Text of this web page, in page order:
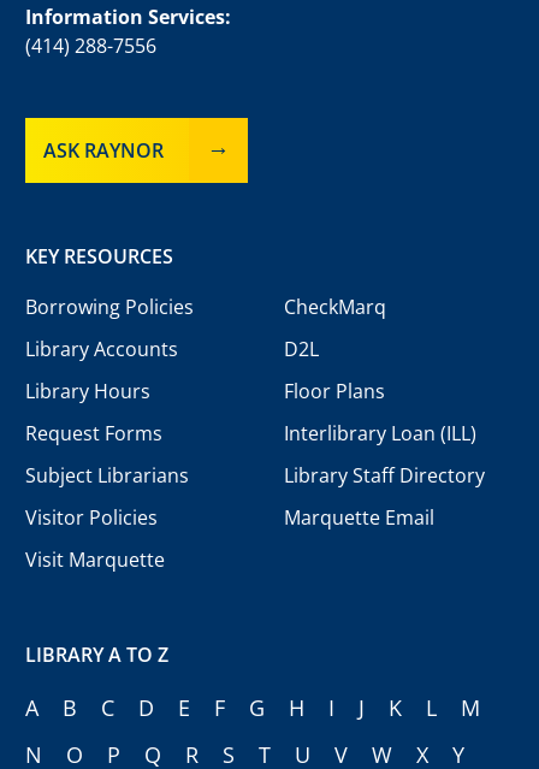
Information Services:
(414) 288-7556
ASK RAYNOR
KEY RESOURCES
Borrowing Policies
Library Accounts
Library Hours
Request Forms
Subject Librarians
Visitor Policies
Visit Marquette
CheckMarq
D2L
Floor Plans
Interlibrary Loan (ILL)
Library Staff Directory
Marquette Email
LIBRARY A TO Z
A B C D E F G H I J K L
M
N
O P Q R S T U V W X Y